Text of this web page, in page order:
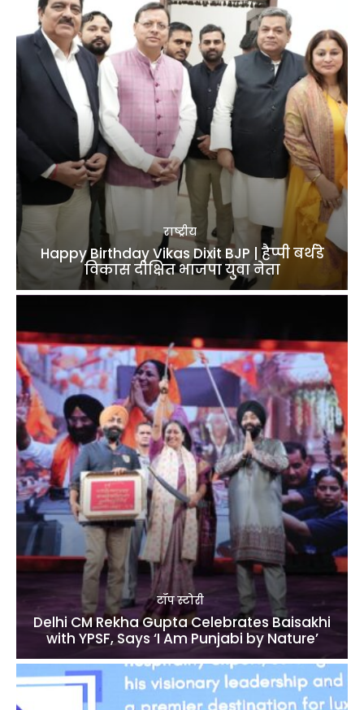
राष्ट्रीय
Happy Birthday Vikas Dixit BJP | हैप्पी बर्थडे
विकास दीक्षित भाजपा युवा नेता
टॉप स्टोरी
Delhi CM Rekha Gupta Celebrates Baisakhi
with YPSF, Says ‘I Am Punjabi by Nature’